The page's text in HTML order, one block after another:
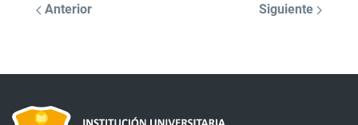
Anterior Siguiente